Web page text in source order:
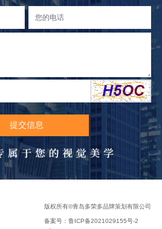
版权所有©青岛多荣多品牌策划有限公司
备案号：鲁ICP备2021029155号-2